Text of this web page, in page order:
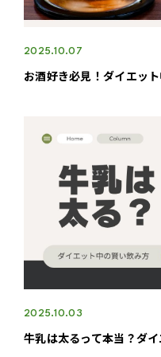
2025.10.07
お酒好き必見！ダイエッ
2025.10.03
牛乳は太るって本当？ダ